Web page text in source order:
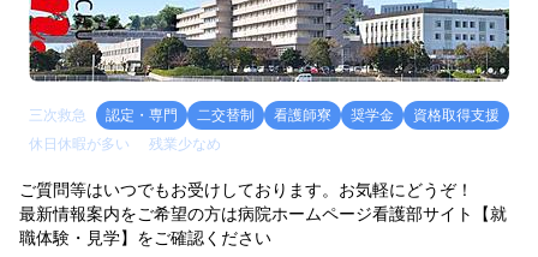
三次救急 認定・専門 二交替制 看護師寮 奨学金
資格取得支援
休日休暇が多い
残業少なめ
ご質問等はいつでもお受けしております。お気軽にどうぞ！
最新情報案内をご希望の方は病院ホームページ看護部サイト【就
職体験・見学】をご確認ください